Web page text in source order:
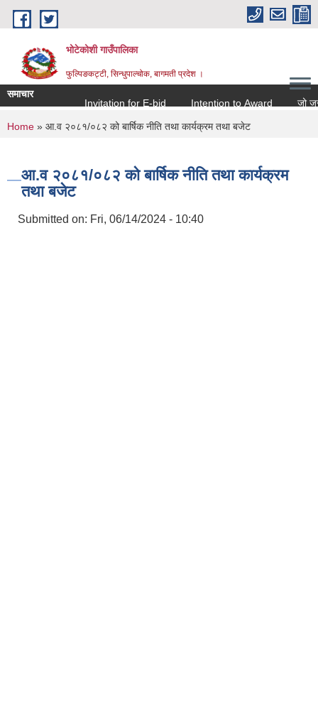
Skip to main content
भोटेकोशी गाउँपालिका
फुल्पिङकट्टी, सिन्धुपाल्चोक, बागमती प्रदेश ।
समाचार
Invitation for E-bid
Intention to Award जो जस
You are here
Home » आ.व २०८१/०८२ को बार्षिक नीति तथा कार्यक्रम तथा बजेट
आ.व २०८१/०८२ को बार्षिक नीति तथा कार्यक्रम
तथा बजेट
Submitted on: Fri, 06/14/2024 - 10:40